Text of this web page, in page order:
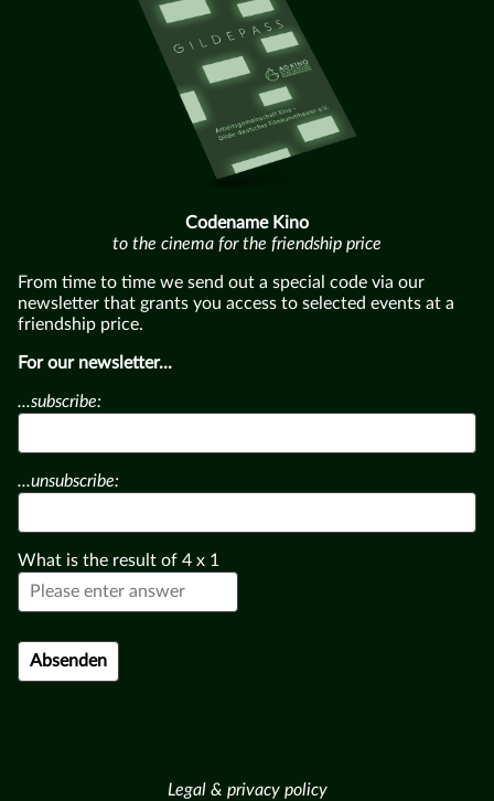
Codename Kino
to the cinema for the friendship price
From time to time we send out a special code via our
newsletter that grants you access to selected events at a
friendship price.
For our newsletter...
...subscribe:
...unsubscribe:
What is the result of 4 x 1
Legal & privacy policy